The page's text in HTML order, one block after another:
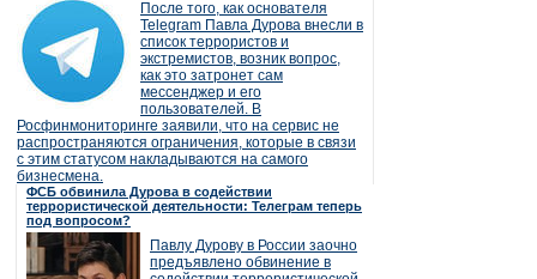
После того, как основателя
Telegram Павла Дурова внесли в
список террористов и
экстремистов, возник вопрос,
как это затронет сам
мессенджер и его
пользователей. В
Росфинмониторинге заявили, что на сервис не
распространяются ограничения, которые в связи
с этим статусом накладываются на самого
бизнесмена.
ФСБ обвинила Дурова в содействии
террористической деятельности: Телеграм теперь
под вопросом?
Павлу Дурову в России заочно
предъявлено обвинение в